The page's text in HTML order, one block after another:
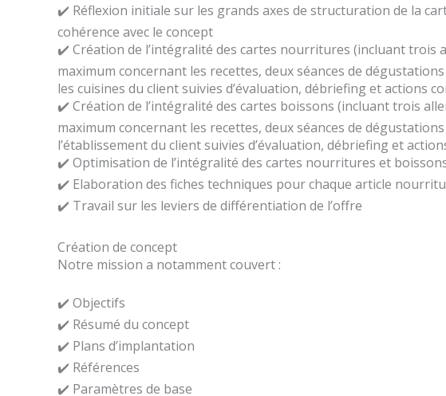
✔️ Réflexion initiale sur les grands axes de structuration de la
cohérence avec le concept
✔️ Création de l’intégralité des cartes nourritures (incluant trois
maximum concernant les recettes, deux séances de
les cuisines du client suivies d’évaluation, débriefing et actions
✔️ Création de l’intégralité des cartes boissons (incluant trois
maximum concernant les recettes, deux séances de
l’établissement du client suivies d’évaluation, débriefing et
✔️ Optimisation de l’intégralité des cartes nourritures et
✔️ Elaboration des fiches techniques pour chaque article
✔️ Travail sur les leviers de différentiation de l’offre
Création de concept
Notre mission a notamment couvert :
✔️ Objectifs
✔️ Résumé du concept
✔️ Plans d’implantation
✔️ Références
✔️ Paramètres de base